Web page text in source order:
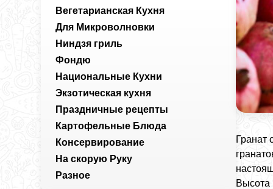
Вегетарианская Кухня
Для Микроволновки
Ниндзя гриль
Фондю
Национальные Кухни
Экзотическая кухня
Праздничные рецепты
Картофельные Блюда
Консервирование
На скорую Руку
Разное
Гранат
Высота